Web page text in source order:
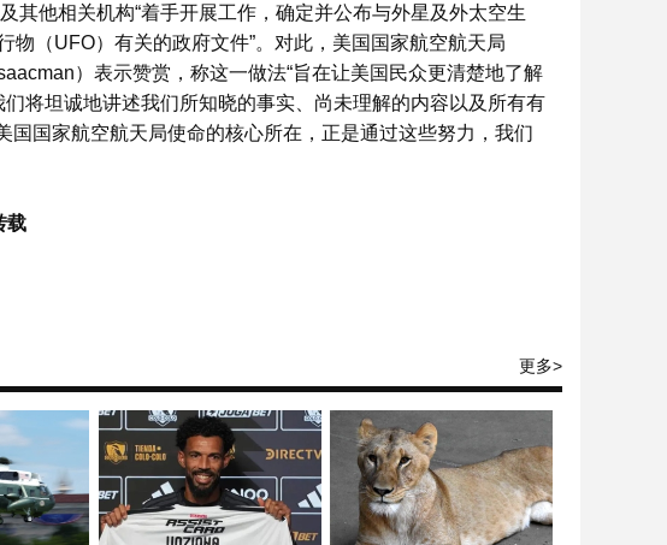
其他相关机构“着手开展工作，确定并公布与外星及外太空生
物（UFO）有关的政府文件”。对此，美国国家航空航天局
）表示赞赏，称这一做法“旨在让美国民众更清楚地了解
将坦诚地讲述我们所知晓的事实、尚未理解的内容以及所有有
国国家航空航天局使命的核心所在，正是通过这些努力，我们
载
更多>